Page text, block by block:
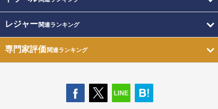
レジャー関連ランキング
専門家評価関連ランキング